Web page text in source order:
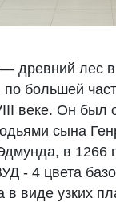
древний лес в
большей
веке. Он был
сына
в 1266
- 4 цвета
в виде узких